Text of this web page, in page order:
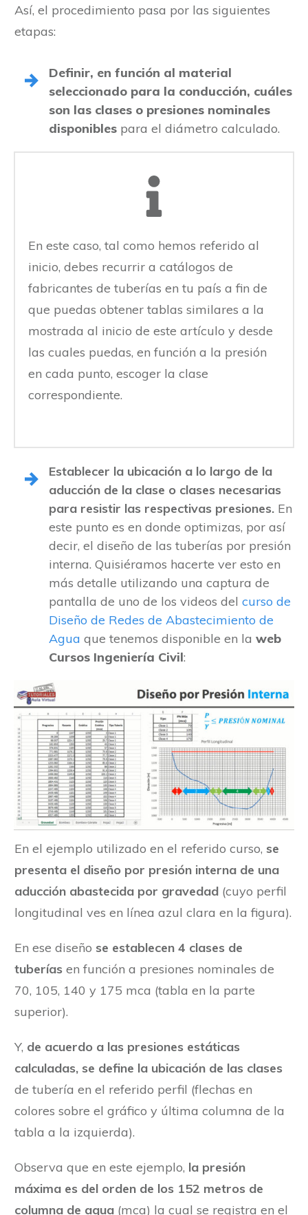
Así, el procedimiento pasa por las siguientes
etapas:
Definir, en función al material
seleccionado para la conducción, cuáles
son las clases o presiones nominales
disponibles para el diámetro calculado.
En este caso, tal como hemos referido al
inicio, debes recurrir a catálogos de
fabricantes de tuberías en tu país a fin de
que puedas obtener tablas similares a la
mostrada al inicio de este artículo y desde
las cuales puedas, en función a la presión
en cada punto, escoger la clase
correspondiente.
Establecer la ubicación a lo largo de la
aducción de la clase o clases necesarias
para resistir las respectivas presiones. En
este punto es en donde optimizas, por así
decir, el diseño de las tuberías por presión
interna. Quisiéramos hacerte ver esto en
más detalle utilizando una captura de
pantalla de uno de los videos del curso de
Diseño de Redes de Abastecimiento de
Agua que tenemos disponible en la web
Cursos Ingeniería Civil:
En el ejemplo utilizado en el referido curso, se
presenta el diseño por presión interna de una
aducción abastecida por gravedad (cuyo perfil
longitudinal ves en línea azul clara en la figura).
En ese diseño se establecen 4 clases de
tuberías en función a presiones nominales de
70, 105, 140 y 175 mca (tabla en la parte
superior).
Y, de acuerdo a las presiones estáticas
calculadas, se define la ubicación de las clases
de tubería en el referido perfil (flechas en
colores sobre el gráfico y última columna de la
tabla a la izquierda).
Observa que en este ejemplo, la presión
máxima es del orden de los 152 metros de
columna de agua (mca) la cual se registra en el